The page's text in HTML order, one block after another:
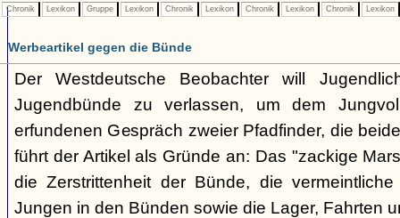
Chronik Lexikon Gruppe Lexikon Chronik Lexikon Chronik Lexikon Chronik Lexikon
Werbeartikel gegen die Bünde
Der Westdeutsche Beobachter will
Jugendbünde zu verlassen, um dem
erfundenen Gespräch zweier Pfadfinder, die
führt der Artikel als Gründe an: Das "zackige
die Zerstrittenheit der Bünde, die
Jungen in den Bünden sowie die Lager, Fahrten